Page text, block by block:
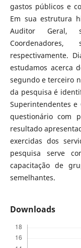
gastos públicos e
Em sua estrutura
Auditor Geral,
respectivamente.
estudamos acerca
segundo e terceiro
da pesquisa é
Superintendentes e
questionário com
resultado
exercidas dos
pesquisa serve
capacitação de
semelhantes.
Downloads